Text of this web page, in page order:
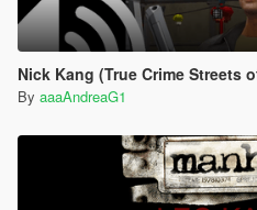
Nick Kang (True Crime Streets
By aaaAndreaG1